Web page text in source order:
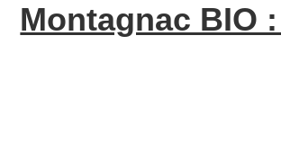
Montagnac BIO